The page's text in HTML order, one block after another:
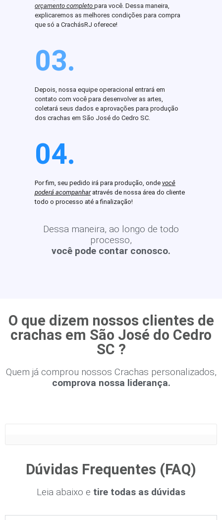
orçamento completo para você. Dessa maneira,
explicaremos as melhores condições para compra
que só a CrachásRJ oferece!
03.
Depois, nossa equipe operacional entrará em
contato com você para desenvolver as artes,
coletará seus dados e aprovações para produção
dos crachas em São José do Cedro SC.
04.
Por fim, seu pedido irá para produção, onde você
poderá acompanharatravés de nossa área do cliente
todo o processo até a finalização!
Dessa maneira, ao longo de todo
processo,
você pode contar conosco.
O que dizem nossos clientes de
crachas em São José do Cedro
SC ?
Quem já comprou nossos Crachas personalizados,
comprova nossa liderança.
Dúvidas Frequentes (FAQ)
Leia abaixo e tire todas as dúvidas